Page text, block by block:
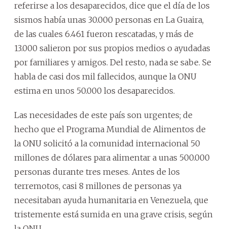
referirse a los desaparecidos, dice que el día de los
sismos había unas 30.000 personas en La Guaira,
de las cuales 6.461 fueron rescatadas, y más de
13.000 salieron por sus propios medios o ayudadas
por familiares y amigos. Del resto, nada se sabe. Se
habla de casi dos mil fallecidos, aunque la ONU
estima en unos 50.000 los desaparecidos.
Las necesidades de este país son urgentes; de
hecho que el Programa Mundial de Alimentos de
la ONU solicitó a la comunidad internacional 50
millones de dólares para alimentar a unas 500.000
personas durante tres meses. Antes de los
terremotos, casi 8 millones de personas ya
necesitaban ayuda humanitaria en Venezuela, que
tristemente está sumida en una grave crisis, según